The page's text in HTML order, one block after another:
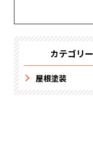
カテゴリー
屋根塗装